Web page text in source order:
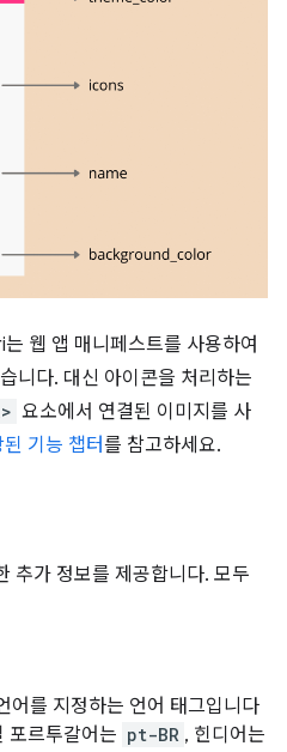
웹 앱 매니페스트를 사용하여
니다. 대신 아이콘을 처리하는
요소에서 연결된 이미지를 사
된 기능 챕터를 참고하세요.
추가 정보를 제공합니다. 모두
어를 지정하는 언어 태그입니다
포르투갈어는 pt-BR , 힌디어는